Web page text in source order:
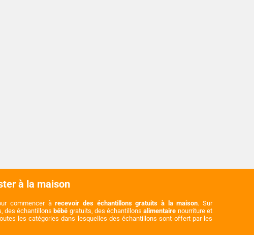
à la maison
commencer àrecevoir des échantillons gratuits à la maison. Sur
des échantillons bébé gratuits, des échantillonsalimentaire nourriture et
les catégories dans lesquelles des échantillons sont offert par les